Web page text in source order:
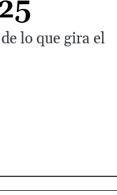
lo que gira el